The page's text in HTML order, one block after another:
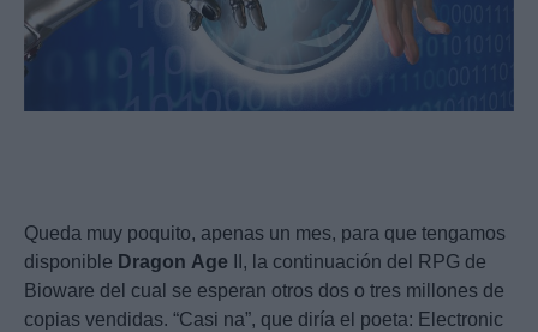
Queda muy poquito, apenas un mes, para que tengamos
disponible Dragon Age II, la continuación del RPG de
Bioware del cual se esperan otros dos o tres millones de
copias vendidas. “Casi na”, que diría el poeta: Electronic